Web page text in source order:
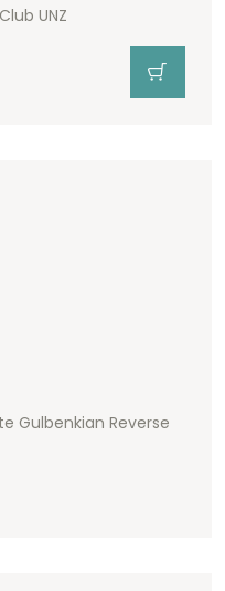
UNZ
Gulbenkian Reverse